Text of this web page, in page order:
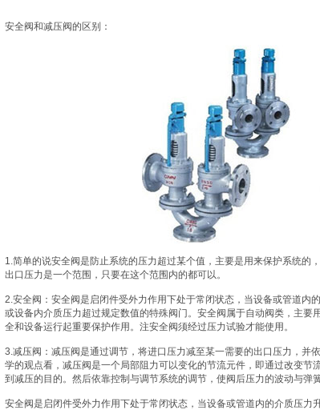
安全阀和减压阀的区别：
1.简单的说安全阀是防止系统的压力超过某个值，主要是用来保护系统的
出口压力是一个范围，只要在这个范围内的都可以。
2.安全阀：安全阀是启闭件受外力作用下处于常闭状态，当设备或管道内
或设备内介质压力超过规定数值的特殊阀门。安全阀属于自动阀类，主
全和设备运行起重要保护作用。注安全阀须经过压力试验才能使用。
3.减压阀：减压阀是通过调节，将进口压力减至某一需要的出口压力，并
学的观点看，减压阀是一个局部阻力可以变化的节流元件，即通过改变
到减压的目的。然后依靠控制与调节系统的调节，使阀后压力的波动与弹
安全阀是启闭件受外力作用下处于常闭状态，当设备或管道内的介质压